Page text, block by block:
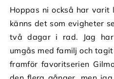
Hoppas ni också har varit
känns det som evigheter
två dagar i rad. Jag
umgås med familj och
framför favoritserien